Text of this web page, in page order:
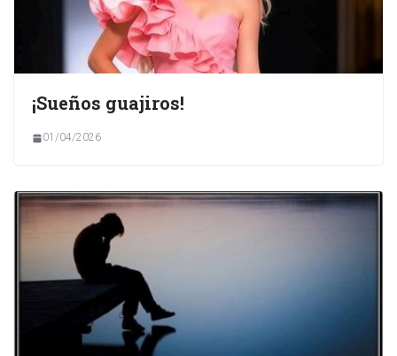
¡Sueños guajiros!
01/04/2026